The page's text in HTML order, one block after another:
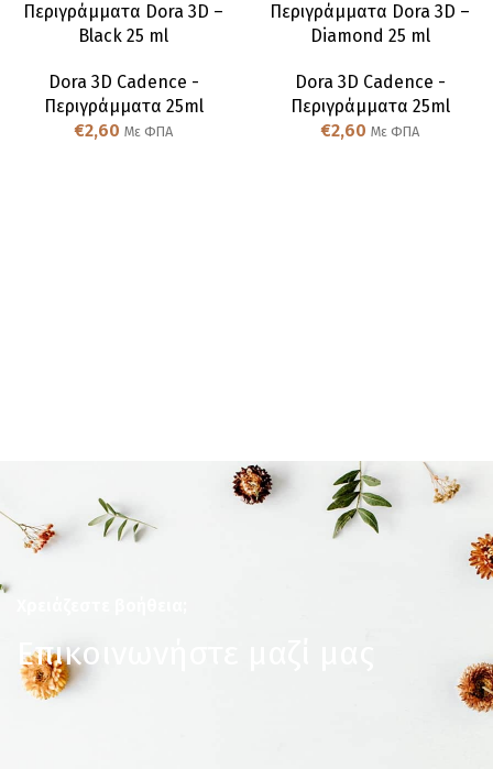
Περιγράμματα Dora 3D –
Black 25 ml
Dora 3D Cadence -
Περιγράμματα 25ml
€2,60 Με ΦΠΑ
Περιγράμματα Dora 3D –
Diamond 25 ml
Dora 3D Cadence -
Περιγράμματα 25ml
€2,60 Με ΦΠΑ
Επικοινωνήστε μαζί μας